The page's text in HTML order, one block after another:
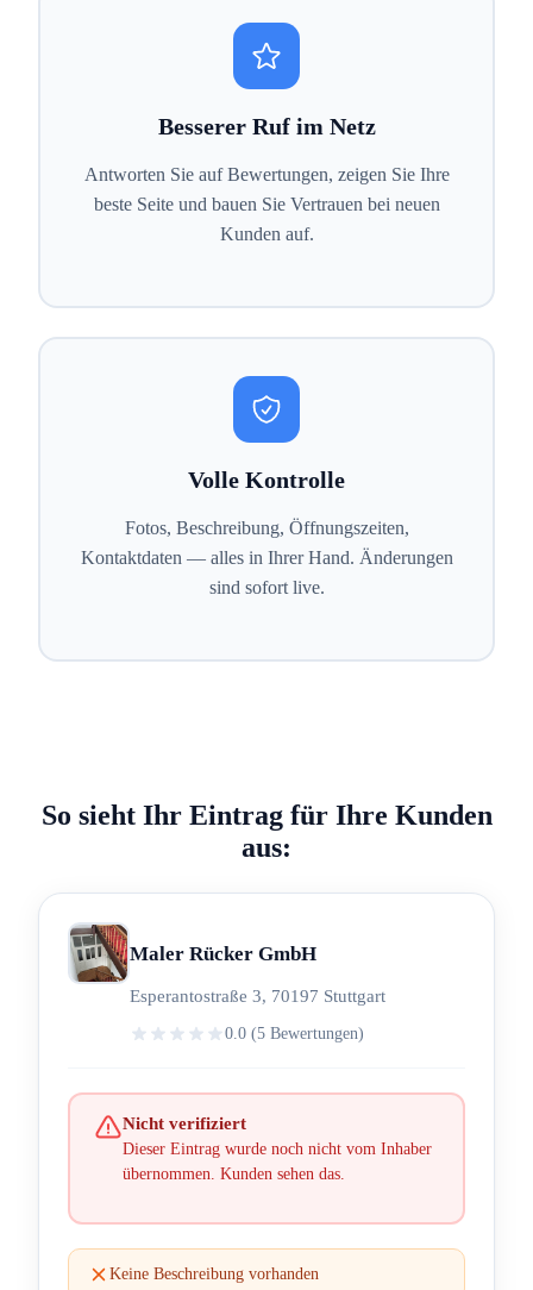
Besserer Ruf im Netz
Antworten Sie auf Bewertungen, zeigen Sie Ihre
beste Seite und bauen Sie Vertrauen bei neuen
Kunden auf.
Volle Kontrolle
Fotos, Beschreibung, Öffnungszeiten,
Kontaktdaten — alles in Ihrer Hand. Änderungen
sind sofort live.
So sieht Ihr Eintrag für Ihre Kunden
aus:
Maler Rücker GmbH
Esperantostraße 3, 70197 Stuttgart
0.0 (5 Bewertungen)
Nicht verifiziert
Dieser Eintrag wurde noch nicht vom Inhaber
übernommen. Kunden sehen das.
Keine Beschreibung vorhanden